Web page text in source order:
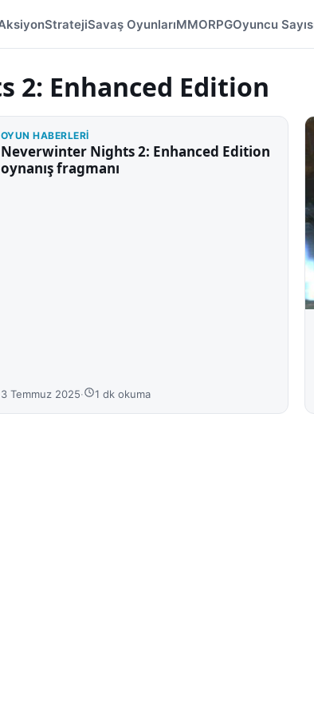
StratejiSavaş OyunlarıMMORPGOyuncu
2: Enhanced Edition
OYUN HABERLERI
Neverwinter Nights 2: Enhanced Edition
oynanış fragmanı
3 Temmuz 2025· 1 dk okuma